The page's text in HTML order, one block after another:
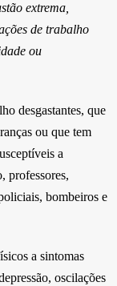
extrema,
de trabalho
ou
desgastantes, que
ou que tem
a
professores,
bombeiros e
a sintomas
oscilações